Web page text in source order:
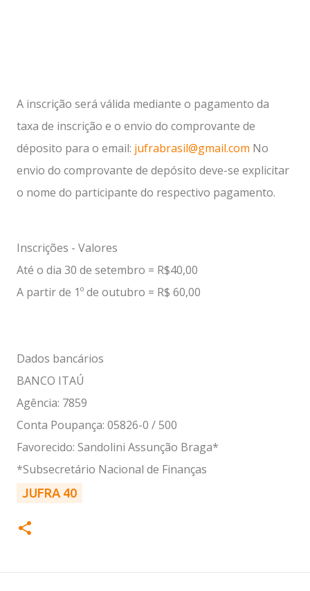
A inscrição será válida mediante o pagamento da
taxa de inscrição e o envio do comprovante de
déposito para o email: jufrabrasil@gmail.com No
envio do comprovante de depósito deve-se explicitar
o nome do participante do respectivo pagamento.
Inscrições - Valores
Até o dia 30 de setembro = R$40,00
A partir de 1º de outubro = R$ 60,00
Dados bancários
BANCO ITAÚ
Agência: 7859
Conta Poupança: 05826-0 / 500
Favorecido: Sandolini Assunção Braga*
*Subsecretário Nacional de Finanças
JUFRA 40